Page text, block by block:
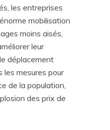
les entreprises
mobilisation
moins aisés,
leur
déplacement
mesures pour
de la population,
des prix de